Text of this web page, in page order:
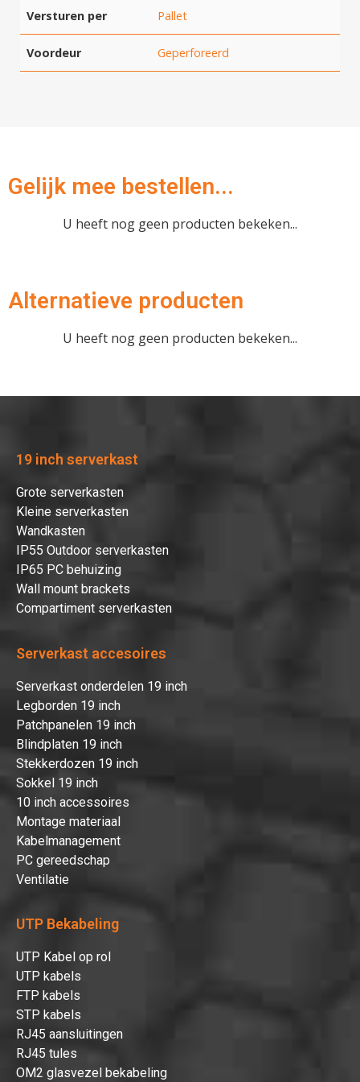
Versturen per Pallet
Voordeur Geperforeerd
Gelijk mee bestellen...
U heeft nog geen producten bekeken...
Alternatieve producten
U heeft nog geen producten bekeken...
19 inch serverkast
Grote serverkasten
Kleine serverkasten
Wandkasten
IP55 Outdoor serverkasten
IP65 PC behuizing
Wall mount brackets
Compartiment serverkasten
Serverkast accesoires
Serverkast onderdelen 19 inch
Legborden 19 inch
Patchpanelen 19 inch
Blindplaten 19 inch
Stekkerdozen 19 inch
Sokkel 19 inch
10 inch accessoires
Montage materiaal
Kabelmanagement
PC gereedschap
Ventilatie
UTP Bekabeling
UTP Kabel op rol
UTP kabels
FTP kabels
STP kabels
RJ45 aansluitingen
RJ45 tules
OM2 glasvezel bekabeling
Hartelijk dank!
Dit product is succesvol toegevoegd
Verder winkelen